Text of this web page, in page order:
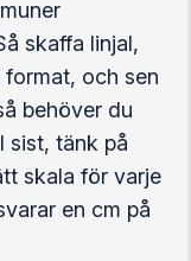
skaffa linjal,
och sen
behöver du
sist, tänk på
skala för varje
en cm på